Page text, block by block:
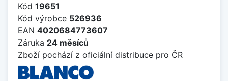
Kód 19651
Kód výrobce 526936
EAN 4020684773607
Záruka 24 měsíců
Zboží pochází z oficiální distribuce pro ČR